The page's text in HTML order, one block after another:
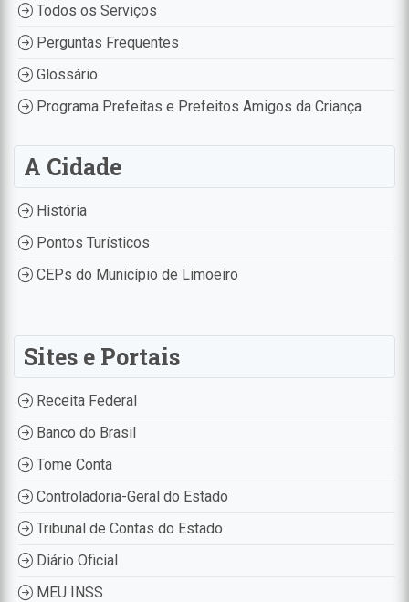
Todos os Serviços
Perguntas Frequentes
Glossário
Programa Prefeitas e Prefeitos Amigos da Criança
A Cidade
História
Pontos Turísticos
CEPs do Município de Limoeiro
Sites e Portais
Receita Federal
Banco do Brasil
Tome Conta
Controladoria-Geral do Estado
Tribunal de Contas do Estado
Diário Oficial
MEU INSS